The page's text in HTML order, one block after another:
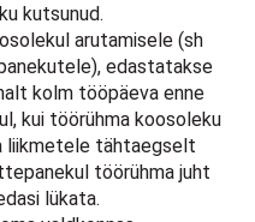
kutsunud.
arutamisele (sh
edastatakse
kolm tööpäeva enne
kui töörühma koosoleku
liikmetele tähtaegselt
töörühma juht
lükata.